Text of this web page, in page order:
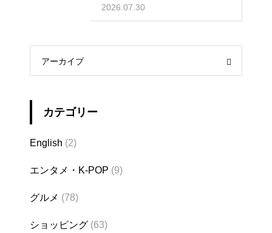
物リスト
2026.07.30
アーカイブ
カテゴリー
English (2)
エンタメ・K-POP (9)
グルメ (78)
ショッピング (63)